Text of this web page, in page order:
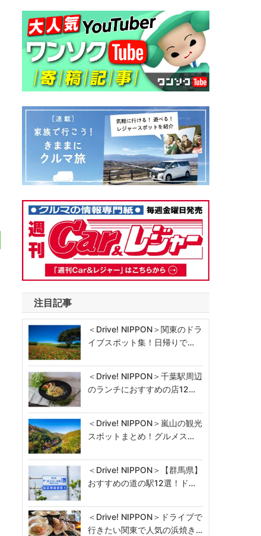
注目記事
＜Drive! NIPPON＞関東のドラ
イブスポット集！日帰りで…
＜Drive! NIPPON＞千葉駅周辺
のランチにおすすめの店12…
＜Drive! NIPPON＞嵐山の観光
スポットまとめ！グルメス…
＜Drive! NIPPON＞【群馬県】
おすすめの道の駅12選！ド…
＜Drive! NIPPON＞ドライブで
行きたい関東で人気の浜焼き…